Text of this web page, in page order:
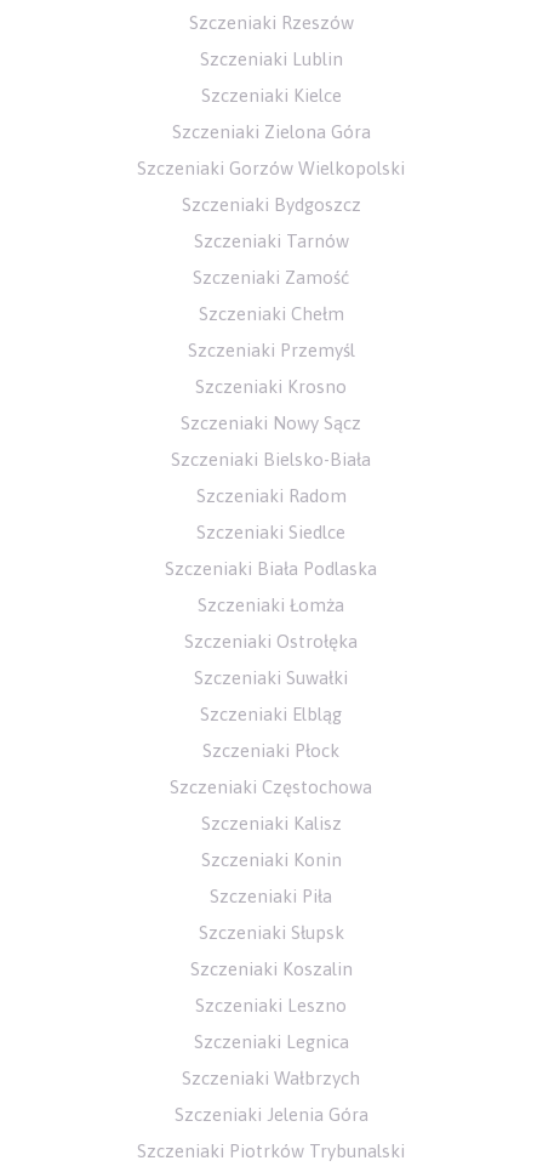
Szczeniaki Rzeszów
Szczeniaki Lublin
Szczeniaki Kielce
Szczeniaki Zielona Góra
Szczeniaki Gorzów Wielkopolski
Szczeniaki Bydgoszcz
Szczeniaki Tarnów
Szczeniaki Zamość
Szczeniaki Chełm
Szczeniaki Przemyśl
Szczeniaki Krosno
Szczeniaki Nowy Sącz
Szczeniaki Bielsko-Biała
Szczeniaki Radom
Szczeniaki Siedlce
Szczeniaki Biała Podlaska
Szczeniaki Łomża
Szczeniaki Ostrołęka
Szczeniaki Suwałki
Szczeniaki Elbląg
Szczeniaki Płock
Szczeniaki Częstochowa
Szczeniaki Kalisz
Szczeniaki Konin
Szczeniaki Piła
Szczeniaki Słupsk
Szczeniaki Koszalin
Szczeniaki Leszno
Szczeniaki Legnica
Szczeniaki Wałbrzych
Szczeniaki Jelenia Góra
Szczeniaki Piotrków Trybunalski